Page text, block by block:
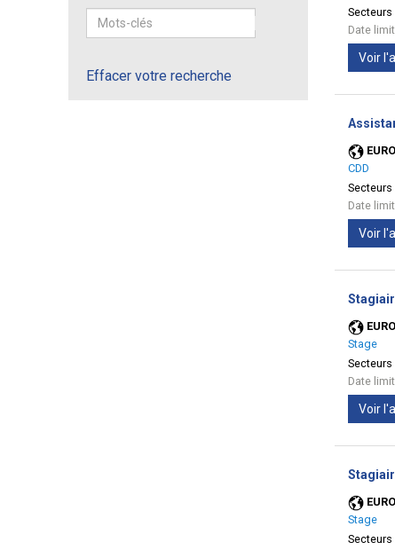
Effacer votre recherche
Date
Voir
CDD
Date
Voir
Stage
Date
Voir
Stage